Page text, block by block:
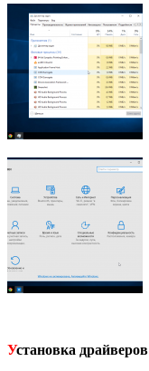
Установка драйверов